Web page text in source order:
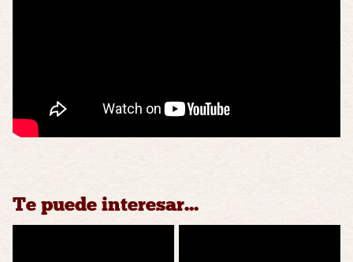
Te puede interesar...